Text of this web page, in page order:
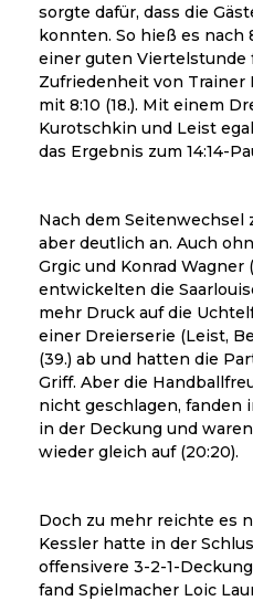
sorgte dafür, dass die
konnten. So hieß es nach
einer guten Viertelstunde
Zufriedenheit von Trainer
mit 8:10 (18.). Mit einem
Kurotschkin und Leist
das Ergebnis zum 14:14-
Nach dem
aber deutlich an. Auch
Grgic und Konrad Wagner
entwickelten die
mehr Druck auf die
einer Dreierserie (Leist,
(39.) ab und hatten die
Griff. Aber die
nicht geschlagen, fanden
in der Deckung und
wieder gleich auf (20:20).
Doch zu mehr reichte es
Kessler hatte in der
offensivere 3-2-1-
fand Spielmacher Loic